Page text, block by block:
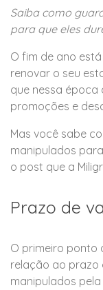
Saiba como
para que eles
O fim de ano
renovar o seu
que nessa
promoções e
Mas você sabe
manipulados
o post que a
Prazo de
O primeiro ponto
relação ao prazo
manipulados